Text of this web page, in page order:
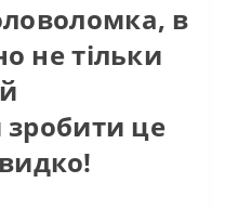
в
не тільки
зробити це